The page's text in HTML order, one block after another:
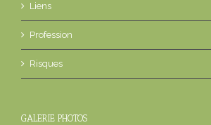
Liens
Profession
Risques
GALERIE PHOTOS